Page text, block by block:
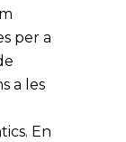
per a
a les
En